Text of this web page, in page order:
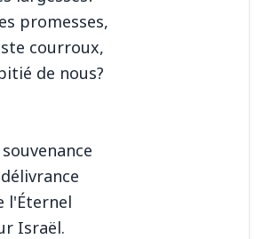
promesses,
courroux,
de nous?
l'Éternel
Israël.